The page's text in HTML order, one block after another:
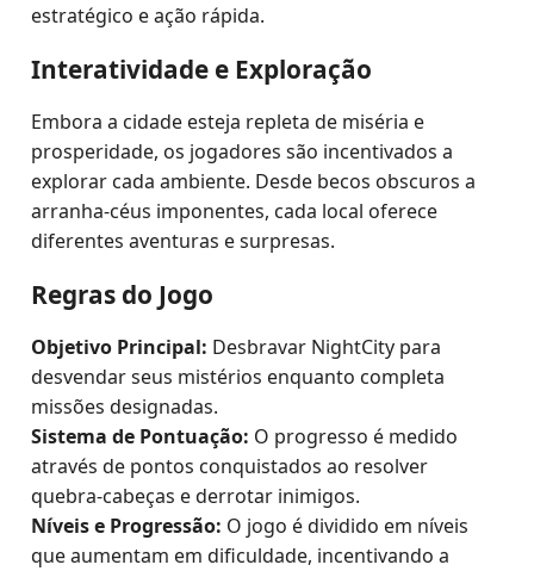
estratégico e ação rápida.
Interatividade e Exploração
Embora a cidade esteja repleta de miséria e
prosperidade, os jogadores são incentivados a
explorar cada ambiente. Desde becos obscuros a
arranha-céus imponentes, cada local oferece
diferentes aventuras e surpresas.
Regras do Jogo
Objetivo Principal: Desbravar NightCity para
desvendar seus mistérios enquanto completa
missões designadas.
Sistema de Pontuação: O progresso é medido
através de pontos conquistados ao resolver
quebra-cabeças e derrotar inimigos.
Níveis e Progressão: O jogo é dividido em níveis
que aumentam em dificuldade, incentivando a